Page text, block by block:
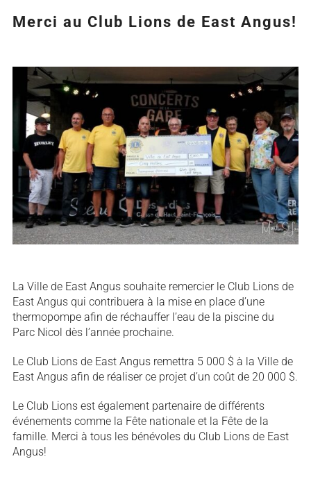
Merci au Club Lions de East Angus!
Agrandir
l&apos;image
La Ville de East Angus souhaite remercier le Club Lions de
East Angus qui contribuera à la mise en place d’une
thermopompe afin de réchauffer l’eau de la piscine du
Parc Nicol dès l’année prochaine.
Le Club Lions de East Angus remettra 5 000 $ à la Ville de
East Angus afin de réaliser ce projet d’un coût de 20 000 $.
Le Club Lions est également partenaire de différents
événements comme la Fête nationale et la Fête de la
famille. Merci à tous les bénévoles du Club Lions de East
Angus!